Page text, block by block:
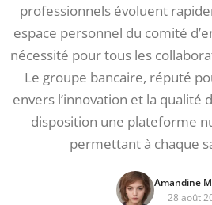
professionnels évoluent
espace personnel du comité
nécessité pour tous les
Le groupe bancaire, réputé
envers l’innovation et la qualité
disposition une plateforme
permettant à chaque
Amandine
28 août